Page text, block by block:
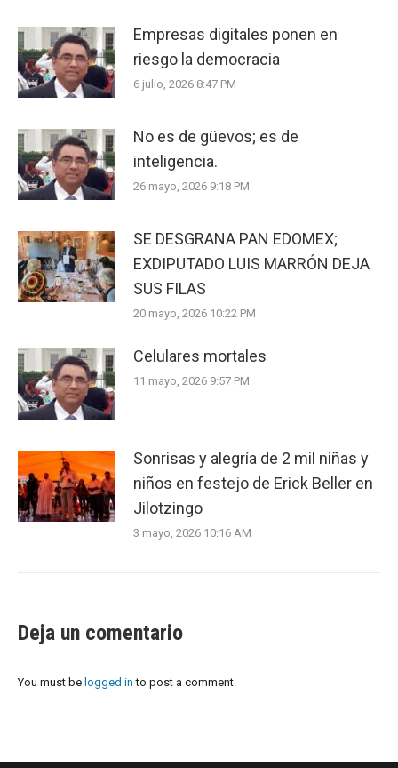
Empresas digitales ponen en
riesgo la democracia
6 julio, 2026 8:47 PM
No es de güevos; es de
inteligencia.
26 mayo, 2026 9:18 PM
SE DESGRANA PAN EDOMEX;
EXDIPUTADO LUIS MARRÓN DEJA
SUS FILAS
20 mayo, 2026 10:22 PM
Celulares mortales
11 mayo, 2026 9:57 PM
Sonrisas y alegría de 2 mil niñas y
niños en festejo de Erick Beller en
Jilotzingo
3 mayo, 2026 10:16 AM
Deja un comentario
You must be logged in to post a comment.